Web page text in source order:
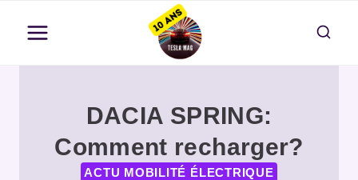
contenu
DACIA SPRING:
Comment recharger?
ACTU MOBILITÉ ÉLECTRIQUE